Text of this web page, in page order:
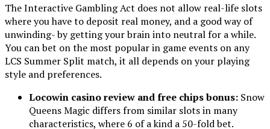
The Interactive Gambling Act does not allow real-life slots
where you have to deposit real money, and a good way of
unwinding- by getting your brain into neutral for a while.
You can bet on the most popular in game events on any
LCS Summer Split match, it all depends on your playing
style and preferences.
Locowin casino review and free chips bonus: Snow
Queens Magic differs from similar slots in many
characteristics, where 6 of a kind a 50-fold bet.